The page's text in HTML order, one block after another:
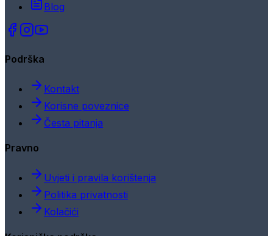
Blog
Podrška
Kontakt
Korisne poveznice
Česta pitanja
Pravno
Uvjeti i pravila korištenja
Politika privatnosti
Kolačići